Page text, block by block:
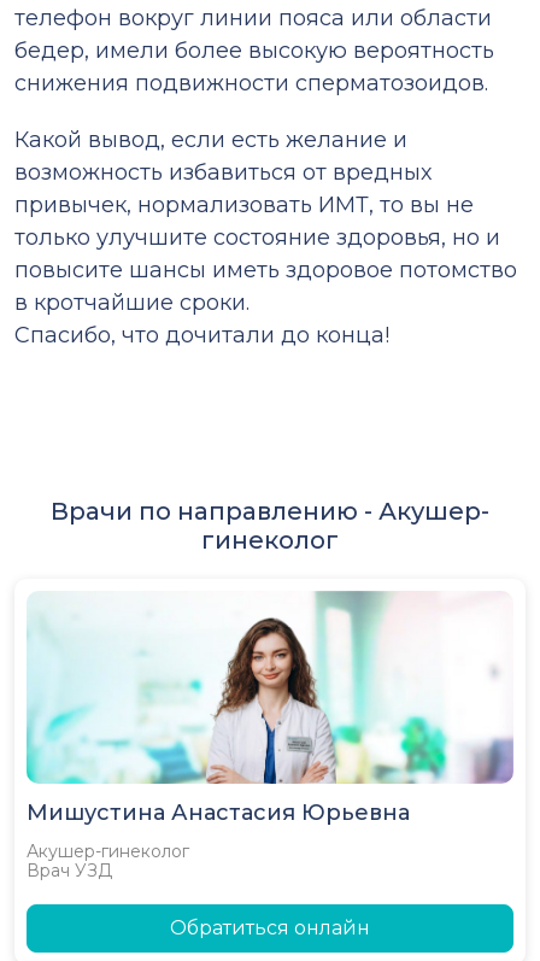
телефон вокруг линии пояса или области
бедер, имели более высокую вероятность
снижения подвижности сперматозоидов.
Какой вывод, если есть желание и
возможность избавиться от вредных
привычек, нормализовать ИМТ, то вы не
только улучшите состояние здоровья, но и
повысите шансы иметь здоровое потомство
в кротчайшие сроки.
Спасибо, что дочитали до конца!
Врачи по направлению - Акушер-
гинеколог
Мишустина Анастасия Юрьевна
Акушер-гинеколог
Врач УЗД
Обратиться онлайн